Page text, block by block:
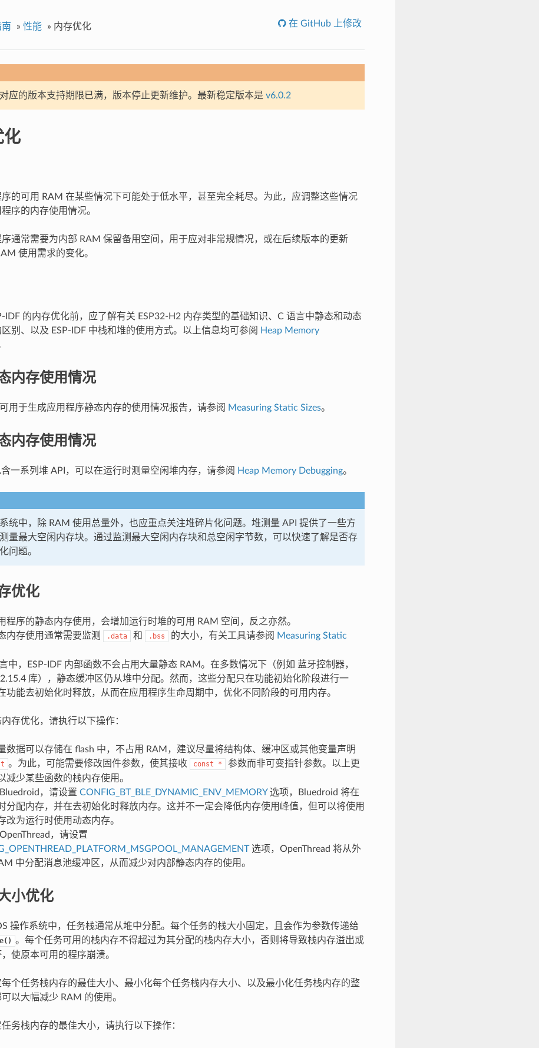
» 性能 » 内存优化 在 GitHub 上修改
应的版本支持期限已满，版本停止更新维护。最新稳定版本是 v6.0.2
化
序的可用 RAM 在某些情况下可能处于低水平，甚至完全耗尽。为此，应调整这些情况
程序的内存使用情况。
序通常需要为内部 RAM 保留备用空间，用于应对非常规情况，或在后续版本的更新
使用需求的变化。
IDF 的内存优化前，应了解有关 ESP32-H2 内存类型的基础知识、C 语言中静态和动态
别、以及 ESP-IDF 中栈和堆的使用方式。以上信息均可参阅
Heap Memory
内存使用情况
用于生成应用程序静态内存的使用情况报告，请参阅 Measuring Static Sizes。
内存使用情况
含一系列堆 API，可以在运行时测量空闲堆内存，请参阅 Heap Memory Debugging。
统中，除 RAM 使用总量外，也应重点关注堆碎片化问题。堆测量 API 提供了一些方
量最大空闲内存块。通过监测最大空闲内存块和总空闲字节数，可以快速了解是否存
问题。
优化
程序的静态内存使用，会增加运行时堆的可用 RAM 空间，反之亦然。
内存使用通常需要监测
.data 和 .bss 的大小，有关工具请参阅 Measuring Static
中，ESP-IDF 内部函数不会占用大量静态 RAM。在多数情况下（例如 蓝牙控制器，
库），静态缓冲区仍从堆中分配。然而，这些分配只在功能初始化阶段进行一
功能去初始化时释放，从而在应用程序生命周期中，优化不同阶段的可用内存。
存优化，请执行以下操作：
数据可以存储在 flash 中，不占用 RAM，建议尽量将结构体、缓冲区或其他变量声明
。为此，可能需要修改固件参数，使其接收 const *
参数而非可变指针参数。以上更
减少某些函数的栈内存使用。
，请设置 CONFIG_BT_BLE_DYNAMIC_ENV_MEMORY选项，Bluedroid 将在
分配内存，并在去初始化时释放内存。这并不一定会降低内存使用峰值，但可以将使用
改为运行时使用动态内存。
，请设置
选项，OpenThread 将从外
中分配消息池缓冲区，从而减少对内部静态内存的使用。
小优化
操作系统中，任务栈通常从堆中分配。每个任务的栈大小固定，且会作为参数传递给
。每个任务可用的栈内存不得超过为其分配的栈内存大小，否则将导致栈内存溢出或
使原本可用的程序崩溃。
每个任务栈内存的最佳大小、最小化每个任务栈内存大小、以及最小化任务栈内存的整
以大幅减少 RAM 的使用。
务栈内存的最佳大小，请执行以下操作：